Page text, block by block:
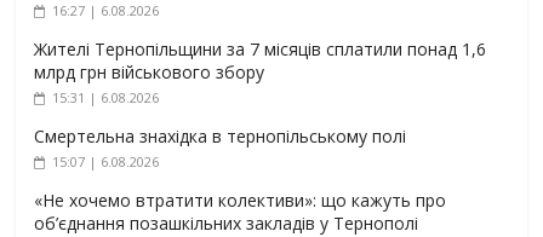
16:27 | 6.08.2026
Жителі Тернопільщини за 7 місяців сплатили понад 1,6
млрд грн військового збору
15:31 | 6.08.2026
Смертельна знахідка в тернопільському полі
15:07 | 6.08.2026
«Не хочемо втратити колективи»: що кажуть про
об’єднання позашкільних закладів у Тернополі